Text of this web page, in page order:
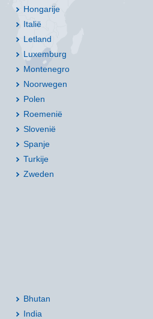
Hongarije
Italië
Letland
Luxemburg
Montenegro
Noorwegen
Polen
Roemenië
Slovenië
Spanje
Turkije
Zweden
Bhutan
India